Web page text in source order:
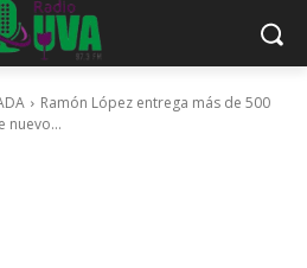
Ramón López entrega más de 500
nuevo...